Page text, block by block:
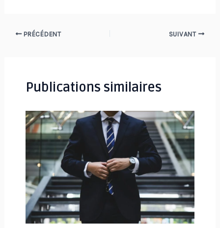
Navigation
PRÉCÉDENT SUIVANT
Publications similaires